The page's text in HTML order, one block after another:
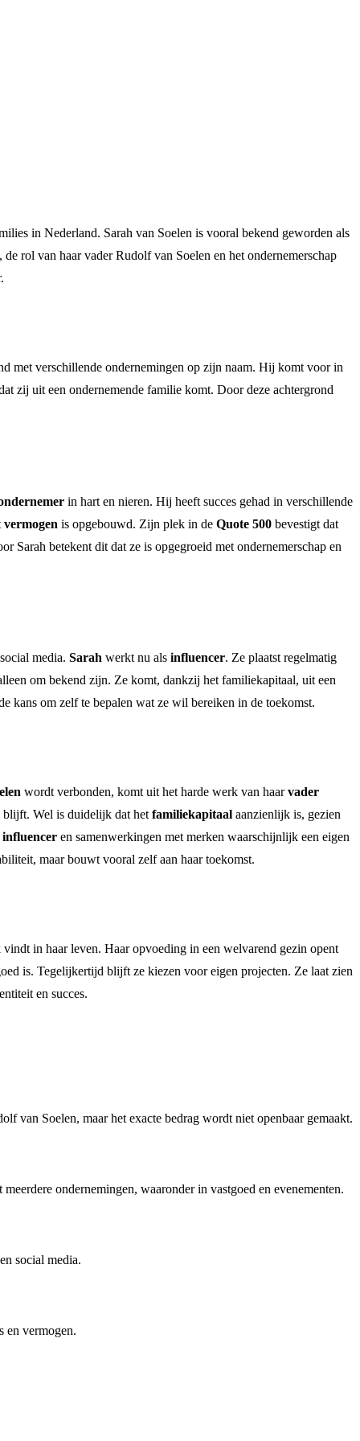
in Nederland. Sarah van Soelen is vooral bekend geworden als
rol van haar vader Rudolf van Soelen en het ondernemerschap
met verschillende ondernemingen op zijn naam. Hij komt voor in
zij uit een ondernemende familie komt. Door deze achtergrond
in hart en nieren. Hij heeft succes gehad in verschillende
vermogen is opgebouwd. Zijn plek in de Quote 500 bevestigt dat
Sarah betekent dit dat ze is opgegroeid met ondernemerschap en
media. Sarah werkt nu als influencer. Ze plaatst regelmatig
om bekend zijn. Ze komt, dankzij het familiekapitaal, uit een
kans om zelf te bepalen wat ze wil bereiken in de toekomst.
wordt verbonden, komt uit het harde werk van haarvader
blijft. Wel is duidelijk dat het familiekapitaal aanzienlijk is, gezien
influencer en samenwerkingen met merken waarschijnlijk een eigen
maar bouwt vooral zelf aan haar toekomst.
in haar leven. Haar opvoeding in een welvarend gezin opent
is. Tegelijkertijd blijft ze kiezen voor eigen projecten. Ze laat zien
en succes.
van Soelen, maar het exacte bedrag wordt niet openbaar gemaakt.
ondernemingen, waaronder in vastgoed en evenementen.
social media.
en vermogen.